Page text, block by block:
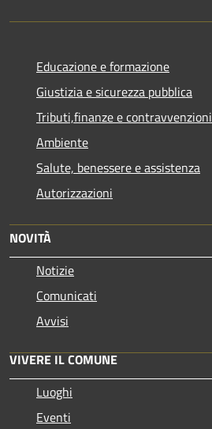
Educazione e formazione
Giustizia e sicurezza pubblica
Tributi,finanze e contravvenzioni
Ambiente
Salute, benessere e assistenza
Autorizzazioni
NOVITÀ
Notizie
Comunicati
Avvisi
VIVERE IL COMUNE
Luoghi
Eventi